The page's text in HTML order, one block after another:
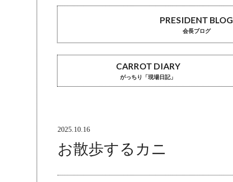
PRESIDENT BLOG
会長ブログ
CARROT DIARY
がっちり「現場日記」
2025.10.16
お散歩するカニ